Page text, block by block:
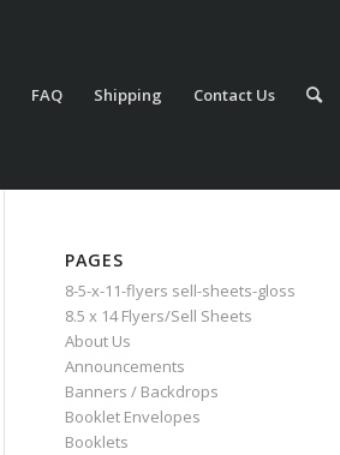
FAQ Shipping Contact Us
PAGES
8-5-x-11-flyers sell-sheets-gloss
8.5 x 14 Flyers/Sell Sheets
About Us
Announcements
Banners / Backdrops
Booklet Envelopes
Booklets